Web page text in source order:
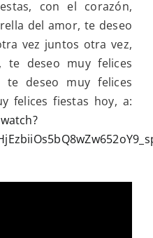
con el corazón,
del amor, te deseo
vez juntos otra vez,
te deseo muy felices
te deseo muy felices
felices fiestas hoy, a: